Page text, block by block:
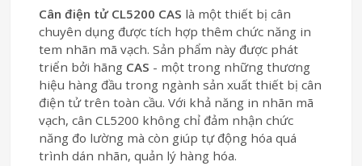
Cân điện tử CL5200 CAS là một thiết bị cân
chuyên dụng được tích hợp thêm chức năng in
tem nhãn mã vạch. Sản phẩm này được phát
triển bởi hãng CAS - một trong những thương
hiệu hàng đầu trong ngành sản xuất thiết bị cân
điện tử trên toàn cầu. Với khả năng in nhãn mã
vạch, cân CL5200 không chỉ đảm nhận chức
năng đo lường mà còn giúp tự động hóa quá
trình dán nhãn, quản lý hàng hóa.